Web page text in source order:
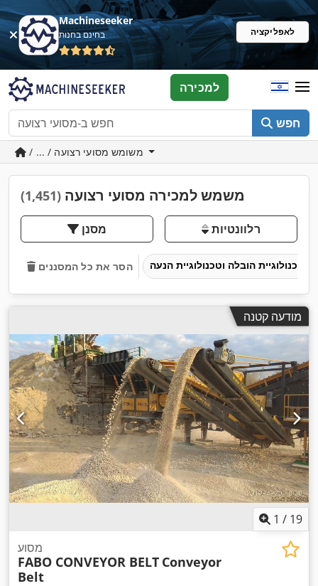
Machineseeker
בחינם בחנות לאפליקציה
חפש
למכירה
משמש למכירה מסועי רצועה (1,451)
מסנן רלוונטיות
הסר את כל המסננים
מודעה קטנה
1 / 19
מסוע
FABO CONVEYOR BELT Conveyor
Belt